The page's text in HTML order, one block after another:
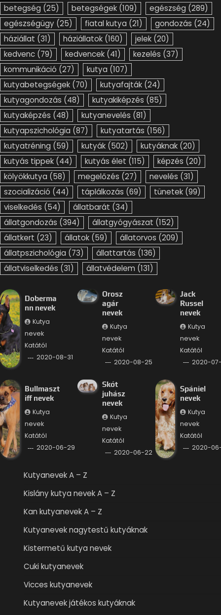
betegség (25) betegségek (109) egészség (289)
egészségügy (25) fiatal kutya (21) gondozás (24)
háziállat (31) háziállatok (160) jelek (20)
kedvenc (79) kedvencek (41) kezelés (37)
kommunikáció (27) kutya (107)
kutyabetegségek (70) kutyafajták (24)
kutyagondozás (48) kutyakiképzés (85)
kutyaképzés (48) kutyanevelés (81)
kutyapszichológia (87) kutyatartás (156)
kutyatréning (59) kutyák (502) kutyáknak (20)
kutyás tippek (44) kutyás élet (115) képzés (20)
kölyökkutya (58) megelőzés (27) nevelés (31)
szocializáció (44) táplálkozás (69) tünetek (99)
viselkedés (54) állatbarát (34)
állatgondozás (394) állatgyógyászat (152)
állatkert (23) állatok (59) állatorvos (209)
állatpszichológia (73) állattartás (136)
állatviselkedés (31) állatvédelem (131)
Doberma
nn nevek
Kutya
nevek
Katától
2020-08-31
Orosz
agár
nevek
Kutya
nevek
Katától
2020-08-25
Jack
Russel
nevek
Kutya
nevek
Katától
2020-
Bullmaszt
iff nevek
Kutya
nevek
Katától
2020-06-29
Skót
juhász
nevek
Kutya
nevek
Katától
2020-06-22
Spániel
nevek
Kutya
nevek
Katától
2020-
Kutyanevek A – Z
Kislány kutya nevek A – Z
Kan kutyanevek A – Z
Kutyanevek nagytestű kutyáknak
Kistermetű kutya nevek
Cuki kutyanevek
Vicces kutyanevek
Kutyanevek játékos kutyáknak